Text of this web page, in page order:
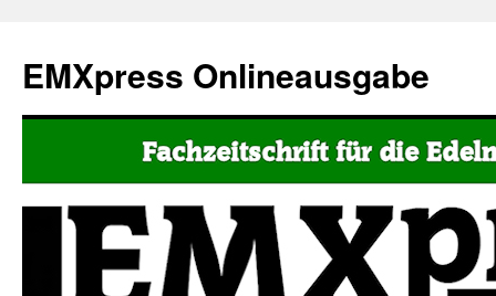
EMXpress Onlineausgabe